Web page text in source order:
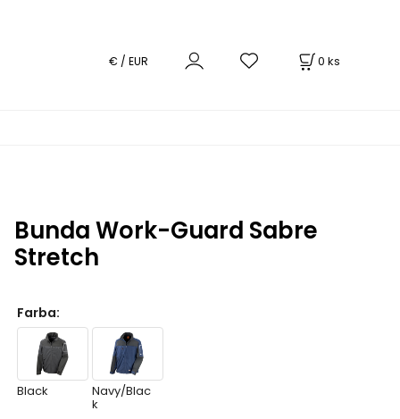
0 ks
€ / EUR
Bunda Work-Guard Sabre
Stretch
Farba:
Black Navy/Blac
k